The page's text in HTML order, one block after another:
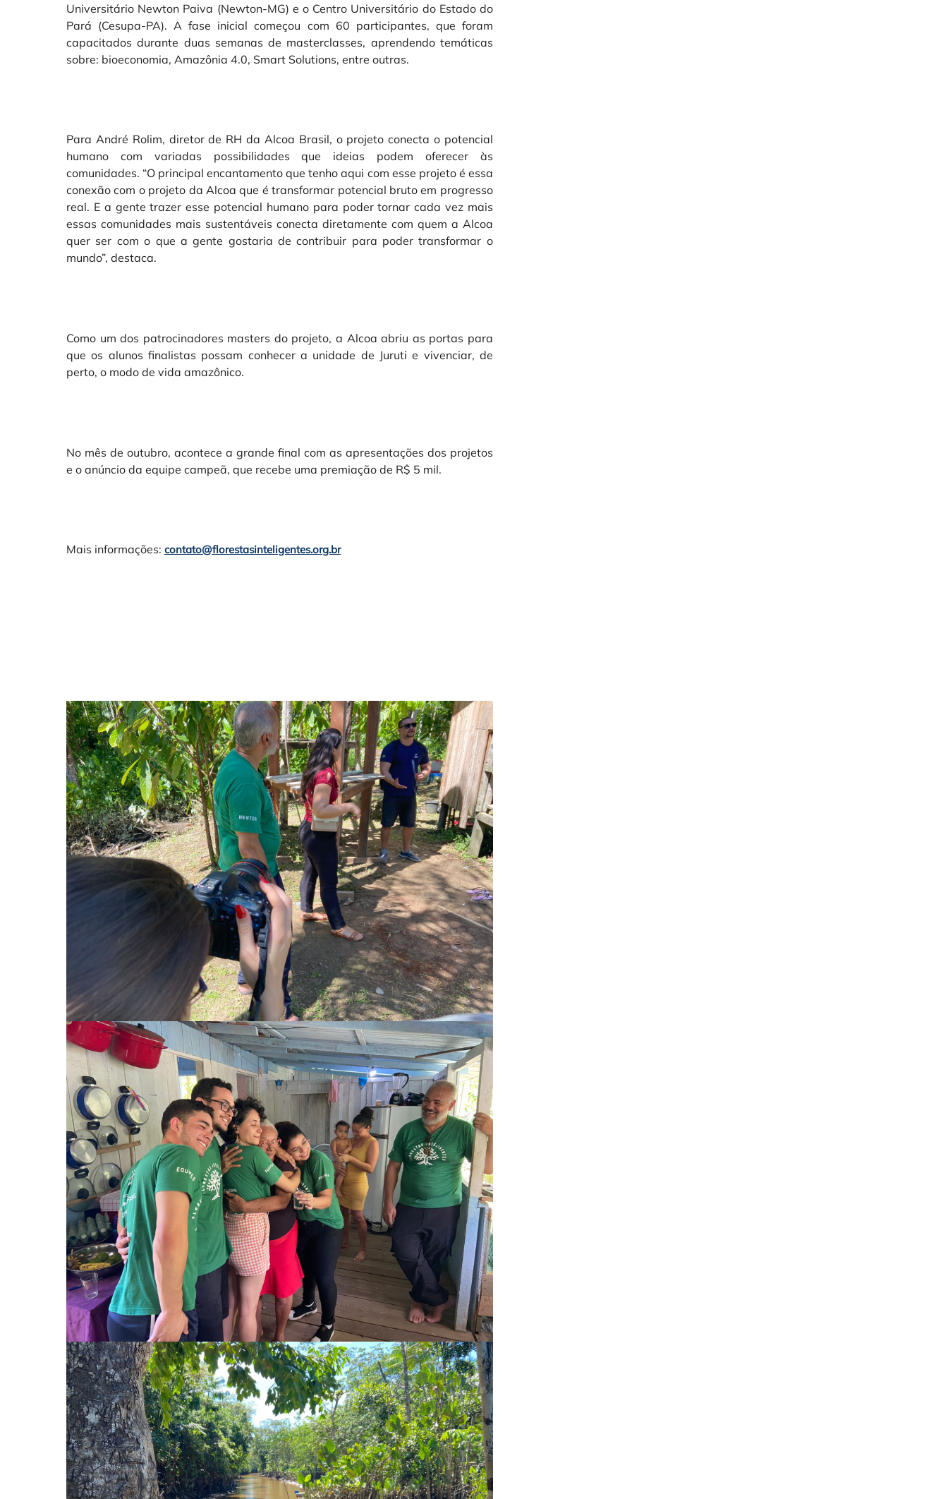
Universitário Newton Paiva (Newton-MG) e o Centro Universitário do Estado do
Pará (Cesupa-PA). A fase inicial começou com 60 participantes, que foram
capacitados durante duas semanas de masterclasses, aprendendo temáticas
sobre: bioeconomia, Amazônia 4.0, Smart Solutions, entre outras.
Para André Rolim, diretor de RH da Alcoa Brasil, o projeto conecta o potencial
humano com variadas possibilidades que ideias podem oferecer às
comunidades. “O principal encantamento que tenho aqui com esse projeto é essa
conexão com o projeto da Alcoa que é transformar potencial bruto em progresso
real. E a gente trazer esse potencial humano para poder tornar cada vez mais
essas comunidades mais sustentáveis conecta diretamente com quem a Alcoa
quer ser com o que a gente gostaria de contribuir para poder transformar o
mundo”, destaca.
Como um dos patrocinadores masters do projeto, a Alcoa abriu as portas para
que os alunos finalistas possam conhecer a unidade de Juruti e vivenciar, de
perto, o modo de vida amazônico.
No mês de outubro, acontece a grande final com as apresentações dos projetos
e o anúncio da equipe campeã, que recebe uma premiação de R$ 5 mil.
Mais informações:contato@florestasinteligentes.org.br